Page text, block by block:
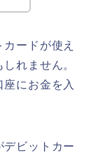
ードが使え
れません。
にお金を入
ビットカー